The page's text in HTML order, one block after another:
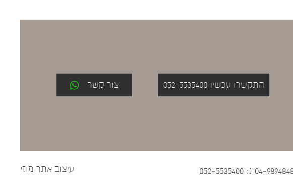
התקשרו עכשיו 052-5535400 צור קשר
עיצוב אתר מוזי